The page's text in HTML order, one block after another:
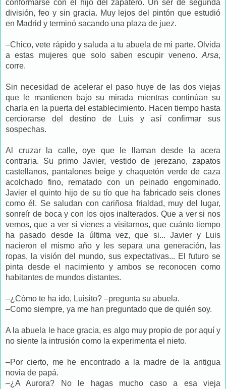
conformarse con el hijo del zapatero. Un ser de segunda
división, feo y sin gracia. Muy lejos del pintón que estudió
en Madrid y terminó sacando una plaza de juez.
–Chico, vete rápido y saluda a tu abuela de mi parte. Olvida
a estas mujeres que solo saben escupir veneno.Arsa,
corre.
Sin necesidad de acelerar el paso huye de las dos viejas
que le mantienen bajo su mirada mientras continúan su
charla en la puerta del establecimiento. Hacen tiempo hasta
cerciorarse del destino de Luis y así confirmar sus
sospechas.
Al cruzar la calle, oye que le llaman desde la acera
contraria. Su primo Javier, vestido de jerezano, zapatos
castellanos, pantalones beige y chaquetón verde de caza
acolchado fino, rematado con un peinado engominado.
Javier el quinto hijo de su tío que ha fabricado seis clones
como él. Se saludan con cariñosa frialdad, muy del lugar,
sonreír de boca y con los ojos inalterados. Que a ver si nos
vemos, que a ver si vienes a visitarnos, que cuánto tiempo
ha pasado desde la última vez, que si... Javier y Luis
nacieron el mismo año y les separa una generación, las
ropas, la visión del mundo, sus expectativas... El futuro se
pinta desde el nacimiento y ambos se reconocen como
habitantes de mundos distantes.
–¿Cómo te ha ido, Luisito? –pregunta su abuela.
–Como siempre, ya me han preguntado que de quién soy.
A la abuela le hace gracia, es algo muy propio de por aquí y
no siente la intrusión como la experimenta el nieto.
–Por cierto, me he encontrado a la madre de la antigua
novia de papá.
–¿A Aurora? No le hagas mucho caso a esa vieja